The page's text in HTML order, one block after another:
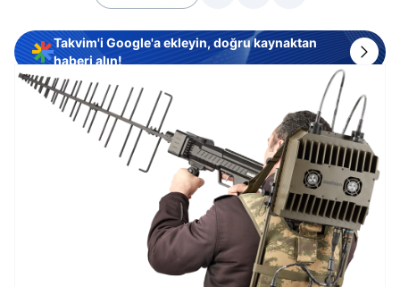
Takvim'i Google'a ekleyin, doğru kaynaktan
haberi alın!